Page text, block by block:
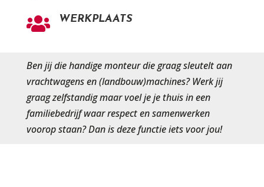
 WERKPLAATS
Ben jij die handige monteur die graag sleutelt aan
vrachtwagens en (landbouw)machines? Werk jij
graag zelfstandig maar voel je je thuis in een
familiebedrijf waar respect en samenwerken
voorop staan? Dan is deze functie iets voor jou!